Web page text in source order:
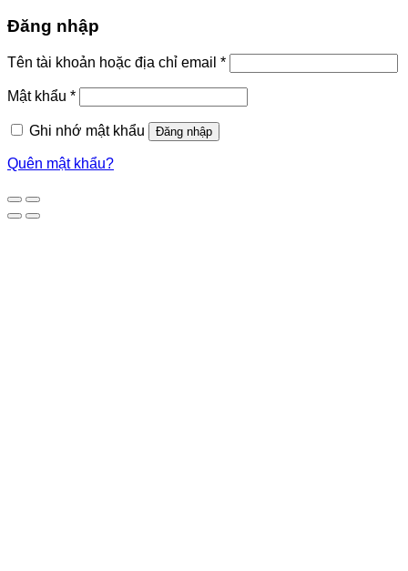
Đăng nhập
Tên tài khoản hoặc địa chỉ email *
Mật khẩu *
Ghi nhớ mật khẩu Đăng nhập
Quên mật khẩu?